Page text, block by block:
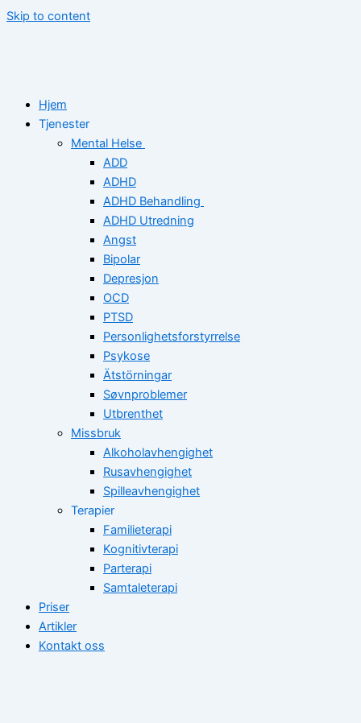
Skip to content
Hjem
Tjenester
Mental Helse
ADD
ADHD
ADHD Behandling
ADHD Utredning
Angst
Bipolar
Depresjon
OCD
PTSD
Personlighetsforstyrrelse
Psykose
Ätstörningar
Søvnproblemer
Utbrenthet
Missbruk
Alkoholavhengighet
Rusavhengighet
Spilleavhengighet
Terapier
Familieterapi
Kognitivterapi
Parterapi
Samtaleterapi
Priser
Artikler
Kontakt oss